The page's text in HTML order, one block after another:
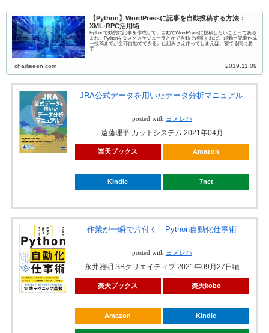
【Python】WordPressに記事を自動投稿する方法：
XML-RPC活用術
Pythonで動的に記事を作成して、自動でWordPressに投稿したいことってある
よね。Pythonをタスクスケジューラとかで自動で起動すれば、起動ー記事作成
ー投稿までが全部自動でできる。仕組みさえ作ってしまえば、寝てる間に勝
手…
charlieeen.com 2019.11.09
JRA公式データを用いたデータ分析マニュアル
posted with ヨメレバ
遠藤理平 カットシステム 2021年04月
楽天ブックス Amazon
Kindle 7net
作業が一瞬で片付く Python自動化仕事術
posted with ヨメレバ
永井雅明 SBクリエイティブ 2021年09月27日頃
楽天ブックス 楽天kobo
Amazon Kindle